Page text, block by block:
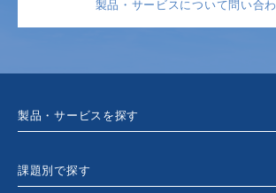
製品・サービスについて問い合
製品・サービスを探す
課題別で探す